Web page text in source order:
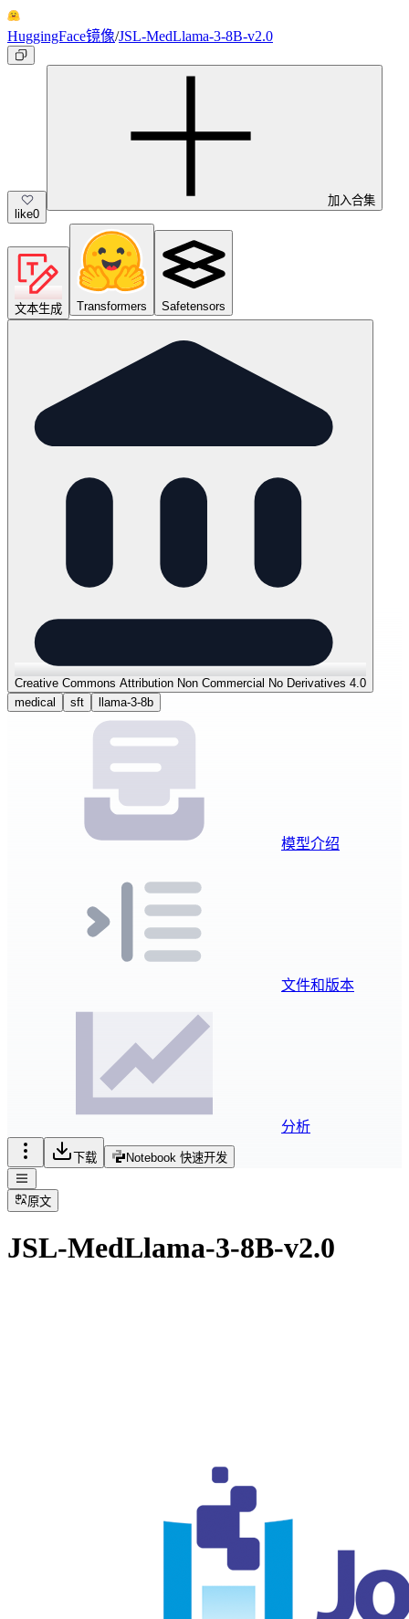
HuggingFace镜像/JSL-MedLlama-3-8B-v2.0
like0
加入合集
文本生成 Transformers Safetensors
Creative Commons Attribution Non Commercial No Derivatives 4.0
medical
sft llama-3-8b
模型介绍
文件和版本
分析
下载 Notebook 快速开发
原文
JSL-MedLlama-3-8B-v2.0